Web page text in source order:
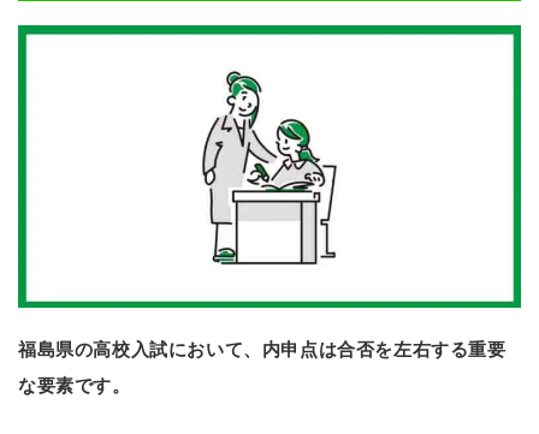
福島県の高校入試において、内申点は合否を左右する重要
な要素です。